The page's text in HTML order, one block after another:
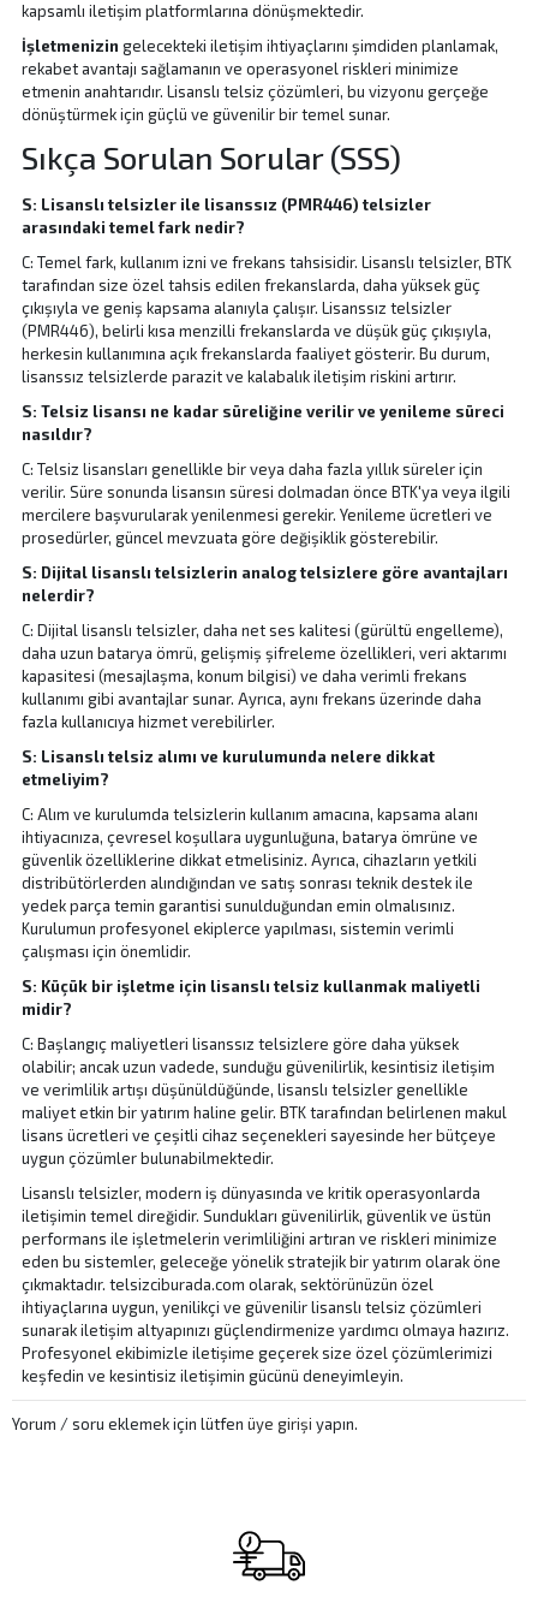
kapsamlı iletişim platformlarına dönüşmektedir.
İşletmenizin gelecekteki iletişim ihtiyaçlarını şimdiden planlamak,
rekabet avantajı sağlamanın ve operasyonel riskleri minimize
etmenin anahtarıdır. Lisanslı telsiz çözümleri, bu vizyonu gerçeğe
dönüştürmek için güçlü ve güvenilir bir temel sunar.
Sıkça Sorulan Sorular (SSS)
S: Lisanslı telsizler ile lisanssız (PMR446) telsizler
arasındaki temel fark nedir?
C: Temel fark, kullanım izni ve frekans tahsisidir. Lisanslı telsizler, BTK
tarafından size özel tahsis edilen frekanslarda, daha yüksek güç
çıkışıyla ve geniş kapsama alanıyla çalışır. Lisanssız telsizler
(PMR446), belirli kısa menzilli frekanslarda ve düşük güç çıkışıyla,
herkesin kullanımına açık frekanslarda faaliyet gösterir. Bu durum,
lisanssız telsizlerde parazit ve kalabalık iletişim riskini artırır.
S: Telsiz lisansı ne kadar süreliğine verilir ve yenileme süreci
nasıldır?
C: Telsiz lisansları genellikle bir veya daha fazla yıllık süreler için
verilir. Süre sonunda lisansın süresi dolmadan önce BTK'ya veya ilgili
mercilere başvurularak yenilenmesi gerekir. Yenileme ücretleri ve
prosedürler, güncel mevzuata göre değişiklik gösterebilir.
S: Dijital lisanslı telsizlerin analog telsizlere göre avantajları
nelerdir?
C: Dijital lisanslı telsizler, daha net ses kalitesi (gürültü engelleme),
daha uzun batarya ömrü, gelişmiş şifreleme özellikleri, veri aktarımı
kapasitesi (mesajlaşma, konum bilgisi) ve daha verimli frekans
kullanımı gibi avantajlar sunar. Ayrıca, aynı frekans üzerinde daha
fazla kullanıcıya hizmet verebilirler.
S: Lisanslı telsiz alımı ve kurulumunda nelere dikkat
etmeliyim?
C: Alım ve kurulumda telsizlerin kullanım amacına, kapsama alanı
ihtiyacınıza, çevresel koşullara uygunluğuna, batarya ömrüne ve
güvenlik özelliklerine dikkat etmelisiniz. Ayrıca, cihazların yetkili
distribütörlerden alındığından ve satış sonrası teknik destek ile
yedek parça temin garantisi sunulduğundan emin olmalısınız.
Kurulumun profesyonel ekiplerce yapılması, sistemin verimli
çalışması için önemlidir.
S: Küçük bir işletme için lisanslı telsiz kullanmak maliyetli
midir?
C: Başlangıç maliyetleri lisanssız telsizlere göre daha yüksek
olabilir; ancak uzun vadede, sunduğu güvenilirlik, kesintisiz iletişim
ve verimlilik artışı düşünüldüğünde, lisanslı telsizler genellikle
maliyet etkin bir yatırım haline gelir. BTK tarafından belirlenen makul
lisans ücretleri ve çeşitli cihaz seçenekleri sayesinde her bütçeye
uygun çözümler bulunabilmektedir.
Lisanslı telsizler, modern iş dünyasında ve kritik operasyonlarda
iletişimin temel direğidir. Sundukları güvenilirlik, güvenlik ve üstün
performans ile işletmelerin verimliliğini artıran ve riskleri minimize
eden bu sistemler, geleceğe yönelik stratejik bir yatırım olarak öne
çıkmaktadır. telsizciburada.com olarak, sektörünüzün özel
ihtiyaçlarına uygun, yenilikçi ve güvenilir lisanslı telsiz çözümleri
sunarak iletişim altyapınızı güçlendirmenize yardımcı olmaya hazırız.
Profesyonel ekibimizle iletişime geçerek size özel çözümlerimizi
keşfedin ve kesintisiz iletişimin gücünü deneyimleyin.
Yorum / soru eklemek için lütfenüye girişiyapın.